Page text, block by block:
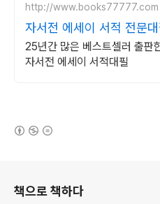
http://www.books77777.com
자서전 에세이 서적 전문대
25년간 많은 베스트셀러 출판
자서전 에세이 서적대필
책으로 책하다